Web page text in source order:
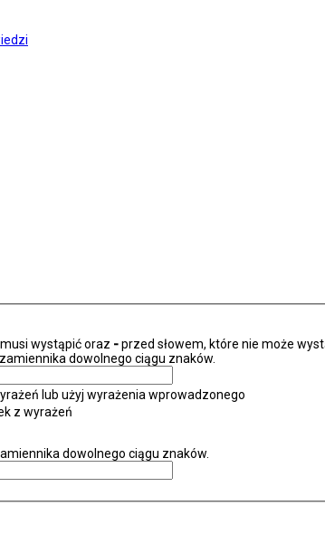
wystąpić oraz -przed słowem, które nie może
dowolnego ciągu znaków.
lub użyj wyrażenia wprowadzonego
z wyrażeń
dowolnego ciągu znaków.